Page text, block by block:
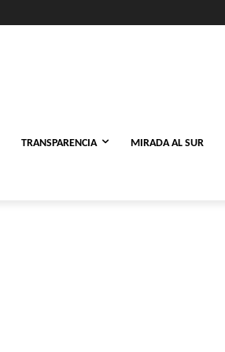
TRANSPARENCIA MIRADA AL SUR